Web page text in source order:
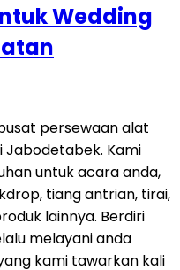
Wedding
persewaan alat
Kami
untuk acara anda,
tiang antrian, tirai,
lainnya. Berdiri
melayani anda
kami tawarkan kali